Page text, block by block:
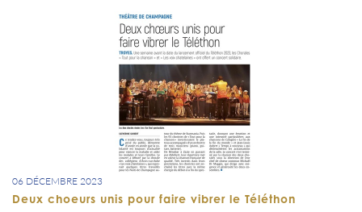
06 DÉCEMBRE 2023
Deux choeurs unis pour faire vibrer le Téléthon